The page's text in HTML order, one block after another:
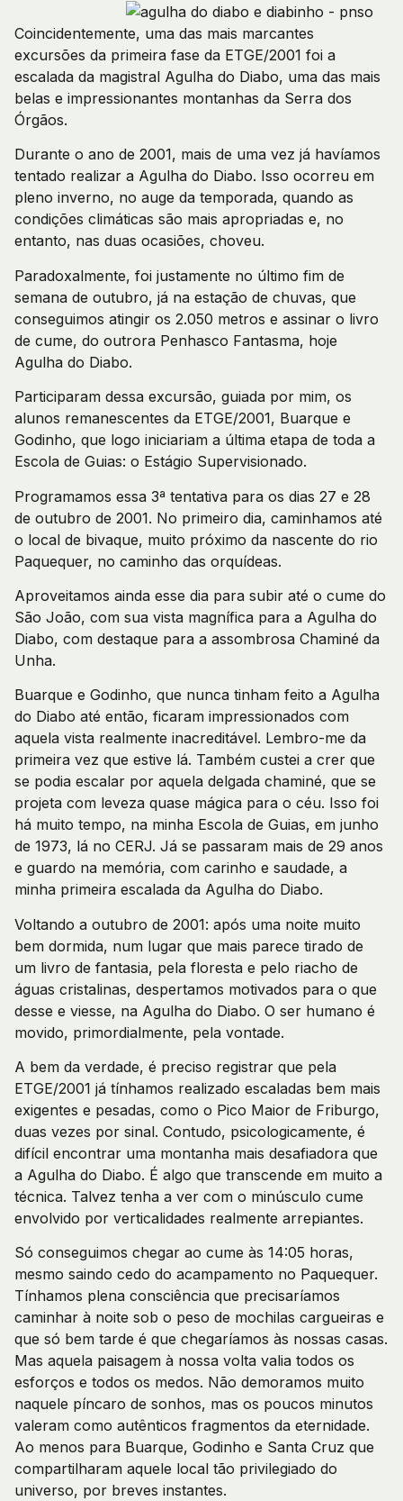
Coincidentemente, uma das mais marcantes
excursões da primeira fase da ETGE/2001 foi a
escalada da magistral Agulha do Diabo, uma das mais
belas e impressionantes montanhas da Serra dos
Órgãos.
Durante o ano de 2001, mais de uma vez já havíamos
tentado realizar a Agulha do Diabo. Isso ocorreu em
pleno inverno, no auge da temporada, quando as
condições climáticas são mais apropriadas e, no
entanto, nas duas ocasiões, choveu.
Paradoxalmente, foi justamente no último fim de
semana de outubro, já na estação de chuvas, que
conseguimos atingir os 2.050 metros e assinar o livro
de cume, do outrora Penhasco Fantasma, hoje
Agulha do Diabo.
Participaram dessa excursão, guiada por mim, os
alunos remanescentes da ETGE/2001, Buarque e
Godinho, que logo iniciariam a última etapa de toda a
Escola de Guias: o Estágio Supervisionado.
Programamos essa 3ª tentativa para os dias 27 e 28
de outubro de 2001. No primeiro dia, caminhamos até
o local de bivaque, muito próximo da nascente do rio
Paquequer, no caminho das orquídeas.
Aproveitamos ainda esse dia para subir até o cume do
São João, com sua vista magnífica para a Agulha do
Diabo, com destaque para a assombrosa Chaminé da
Unha.
Buarque e Godinho, que nunca tinham feito a Agulha
do Diabo até então, ficaram impressionados com
aquela vista realmente inacreditável. Lembro-me da
primeira vez que estive lá. Também custei a crer que
se podia escalar por aquela delgada chaminé, que se
projeta com leveza quase mágica para o céu. Isso foi
há muito tempo, na minha Escola de Guias, em junho
de 1973, lá no CERJ. Já se passaram mais de 29 anos
e guardo na memória, com carinho e saudade, a
minha primeira escalada da Agulha do Diabo.
Voltando a outubro de 2001: após uma noite muito
bem dormida, num lugar que mais parece tirado de
um livro de fantasia, pela floresta e pelo riacho de
águas cristalinas, despertamos motivados para o que
desse e viesse, na Agulha do Diabo. O ser humano é
movido, primordialmente, pela vontade.
A bem da verdade, é preciso registrar que pela
ETGE/2001 já tínhamos realizado escaladas bem mais
exigentes e pesadas, como o Pico Maior de Friburgo,
duas vezes por sinal. Contudo, psicologicamente, é
difícil encontrar uma montanha mais desafiadora que
a Agulha do Diabo. É algo que transcende em muito a
técnica. Talvez tenha a ver com o minúsculo cume
envolvido por verticalidades realmente arrepiantes.
Só conseguimos chegar ao cume às 14:05 horas,
mesmo saindo cedo do acampamento no Paquequer.
Tínhamos plena consciência que precisaríamos
caminhar à noite sob o peso de mochilas cargueiras e
que só bem tarde é que chegaríamos às nossas casas.
Mas aquela paisagem à nossa volta valia todos os
esforços e todos os medos. Não demoramos muito
naquele píncaro de sonhos, mas os poucos minutos
valeram como autênticos fragmentos da eternidade.
Ao menos para Buarque, Godinho e Santa Cruz que
compartilharam aquele local tão privilegiado do
universo, por breves instantes.